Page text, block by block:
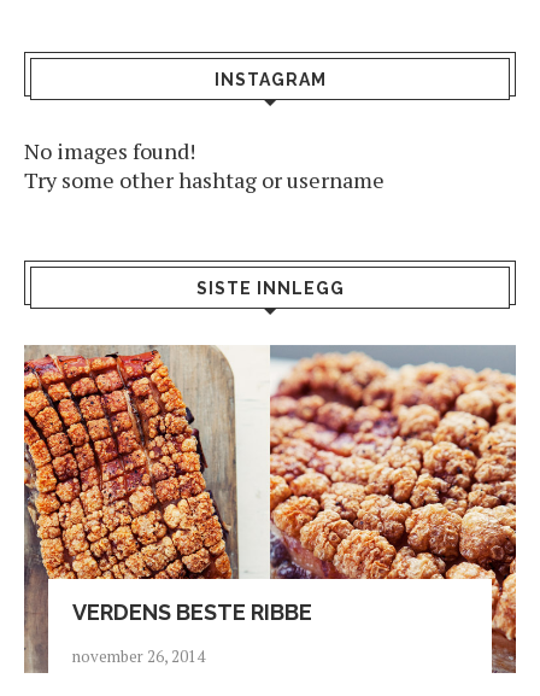
INSTAGRAM
No images found!
Try some other hashtag or username
SISTE INNLEGG
VERDENS BESTE RIBBE
november 26, 2014